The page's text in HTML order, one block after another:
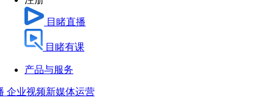
目睹直播
目睹有课
产品与服务
企业视频新媒体运营